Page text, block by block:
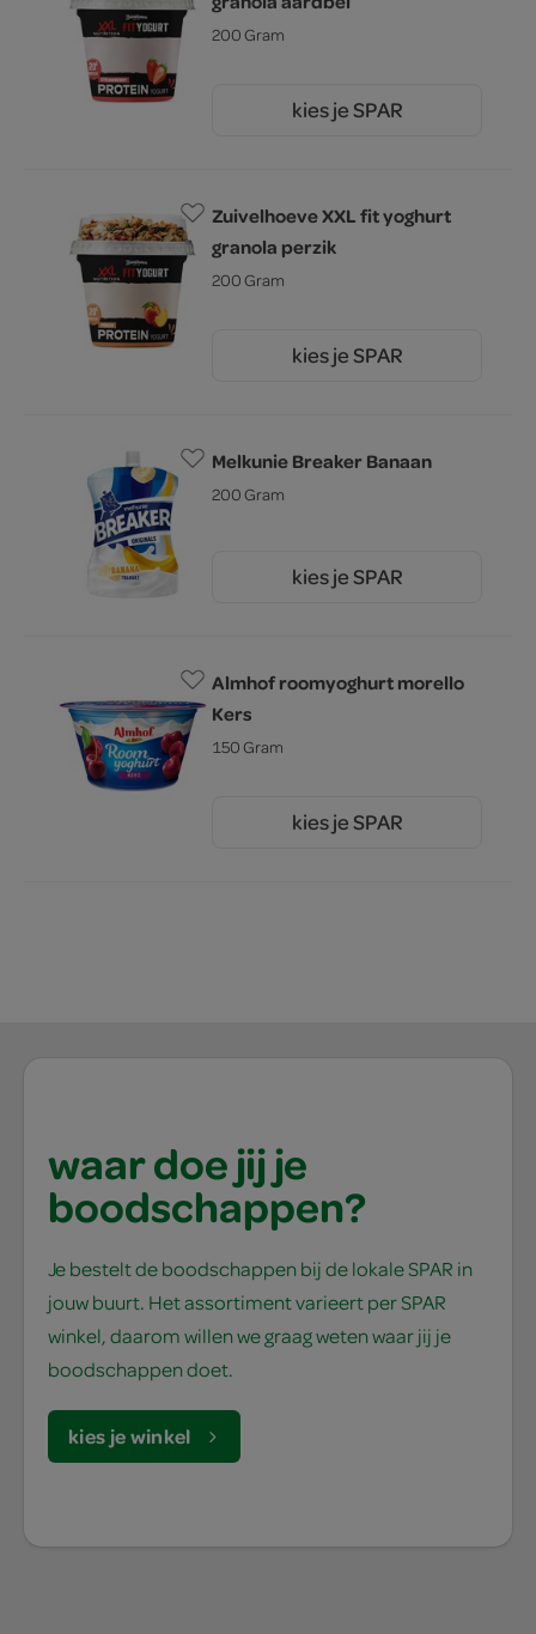
200 Gram
kies je SPAR
Zuivelhoeve XXL fit yoghurt
granola perzik
200 Gram
kies je SPAR
Melkunie Breaker Banaan
200 Gram
kies je SPAR
Almhof roomyoghurt morello
Kers
150 Gram
kies je SPAR
waar doe jij je
boodschappen?
Je bestelt de boodschappen bij de lokale SPAR in
jouw buurt. Het assortiment varieert per SPAR
winkel, daarom willen we graag weten waar jij je
boodschappen doet.
kies je winkel